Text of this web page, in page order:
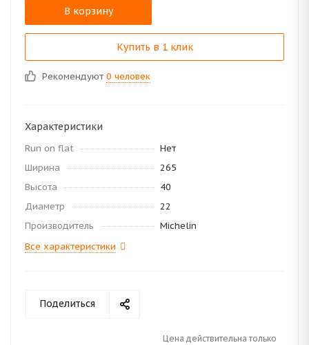
В корзину
Купить в 1 клик
Рекомендуют 0 человек
Характеристики
Run on flat
Нет
Ширина
265
Высота
40
Диаметр
22
Производитель
Michelin
Все характеристики
Поделиться
Цена действительна только